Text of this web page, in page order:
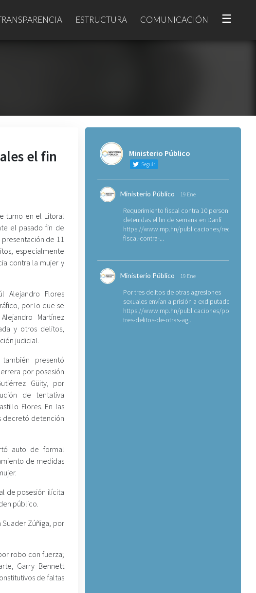
ESTRUCTURA COMUNICACIÓN ☰
el fin
turno en el Litoral
el pasado fin de
de 11
especialmente
contra la mujer y
Alejandro Flores
por lo que se
Martínez
y otros delitos,
judicial.
presentó
por posesión
Güity, por
de tentativa
Flores. En las
decretó detención
auto de formal
de medidas
de posesión ilícita
público.
Zúñiga, por
robo con fuerza;
Garry Bennett
de faltas
Ministerio Público
Seguir
Ministerio Público 19 Ene
Requerimiento fiscal contra 10 personas
detenidas el fin de semana en Danlí
https://www.mp.hn/publicaciones/
fiscal-contra-...
Ministerio Público 19 Ene
Por tres delitos de otras agresiones
sexuales envían a prisión a exdiputado
https://www.mp.hn/publicaciones/por-
tres-delitos-de-otras-ag...